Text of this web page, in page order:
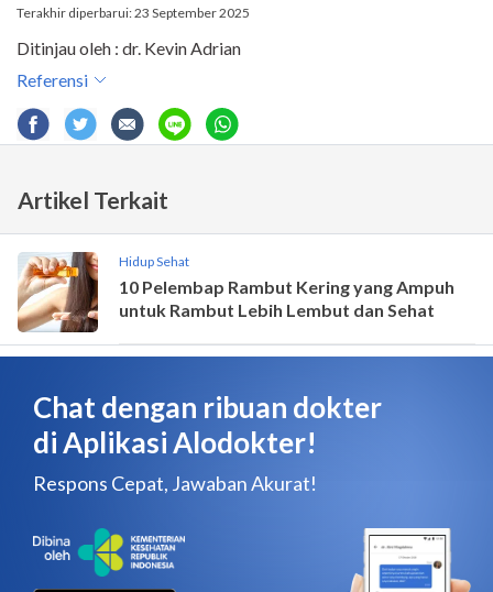
Terakhir diperbarui: 23 September 2025